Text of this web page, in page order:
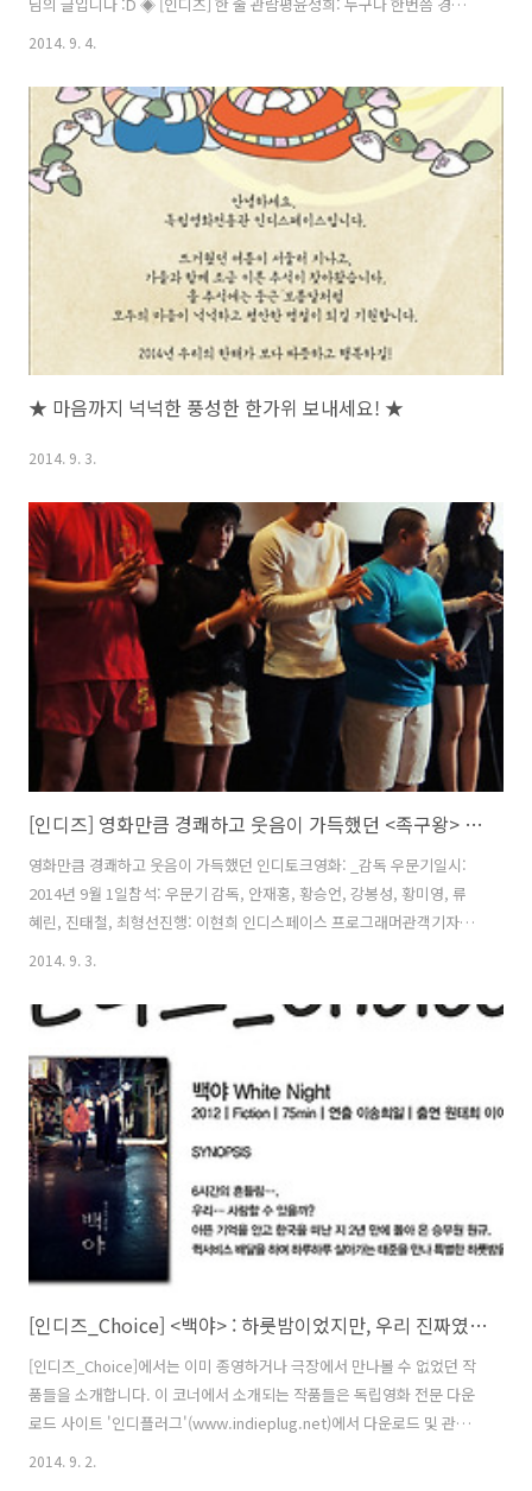
봤을 법 한 외로움에 대한 영화. 이송희일 감독의 연출력과 두 배우의 조
로운 10대의 이야기들. 그들의 외로움을 어떻게 위로할 수 있을까.이윤
상: 오늘도 어김없이 노을은 지고 끝으로 내몰린 아이들은 외로운 비행을
시작한다. 신효진: 이 사회엔 외로운 이들이 너무 많다. 그들을 모두 끌어
안아주는 영화. 윤진영: 다름을 인정하지 않는 다수의 폭력. 누가 소년들
을 그토록 외롭게 했는가 지난 28일 개봉한 포스터만 보았을 때에는 단
2014. 9. 4.
★ 마음까지 넉넉한 풍성한 한가위 보내세요! ★
2014. 9. 3.
[인디즈] 영화만큼 경쾌하고 웃음이 가득했던 <족구왕> 인디토크
영화만큼 경쾌하고 웃음이 가득했던 인디토크영화: _감독 우문기일시:
2014년 9월 1일참석: 우문기 감독, 안재홍, 황승언, 강봉성, 황미영, 류
혜린, 진태철, 최형선진행: 이현희 인디스페이스 프로그래머관객기자단
승세를 이어가며 ‘입소문의 끝판왕’으로 그 위력을 더해가는 , 지난 1일
진행된 인디토크에 많은 관객들이 애타게 기다리는 모습들이 눈에 띄었
다. 배우 몇 명은 미리 관객석에서 대기해 깜짝 등장을 하는 등 영화만큼
이나 유쾌한 시간을 이어나갔다. - 왼쪽부터 배우 최형선, 진태철, 류혜
린, 강봉성, 황미영, 황승언, 안재홍, 우문기 감독 관객 : 배우들..
2014. 9. 3.
[인디즈_Choice] <백야> : 하룻밤이었지만, 우리 진짜였지?
[인디즈_Choice]에서는 이미 종영하거나 극장에서 만나볼 수 없었던 작
품들을 소개합니다. 이 코너에서 소개되는 작품들은 독립영화 전문 다운
로드 사이트 '인디플러그'(www.indieplug.net)에서 다운로드 및 관람
이 가능합니다 :D [인디즈_Choice] : 하룻밤이었지만, 우리 진짜였지?
2014. 9. 2.